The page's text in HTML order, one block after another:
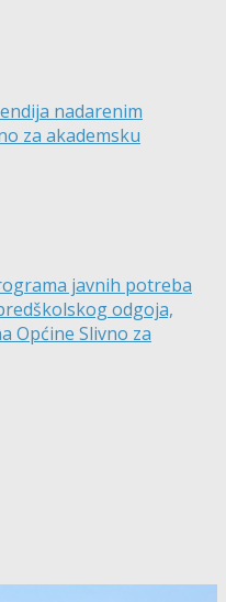
nadarenim
za akademsku
javnih potreba
odgoja,
Općine Slivno za